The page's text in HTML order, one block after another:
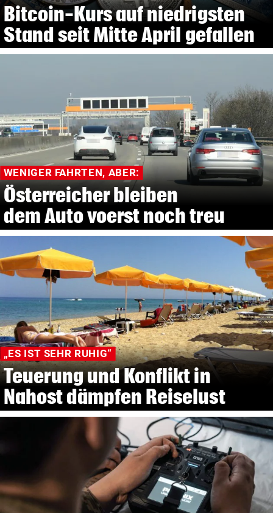
Bitcoin-Kurs auf niedrigsten
Stand seit Mitte April gefallen
WENIGER FAHRTEN, ABER:
Österreicher bleiben
dem Auto voerst noch treu
„ES IST SEHR RUHIG“
Teuerung und Konflikt in
Nahost dämpfen Reiselust